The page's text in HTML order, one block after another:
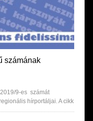
számának
9-es számát
hírportáljai. A cikk